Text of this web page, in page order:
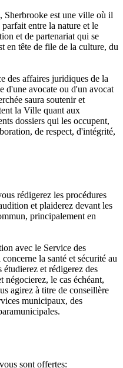
Sherbrooke est une ville où il
entre la nature et le
et de partenariat qui se
en tête de file de la culture, du
des affaires juridiques de la
d'une avocate ou d'un avocat
saura soutenir et
la Ville quant aux
dossiers qui les occupent,
de respect, d'intégrité,
rédigerez les procédures
et plaiderez devant les
principalement en
avec le Service des
la santé et sécurité au
et rédigerez des
négocierez, le cas échéant,
agirez à titre de conseillère
municipaux, des
sont offertes: